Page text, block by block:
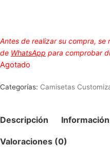
Antes de realizar su compra,
de WhatsApp para comprobar
Agotado
Categorías: Camisetas
Descripción
Valoraciones (0)